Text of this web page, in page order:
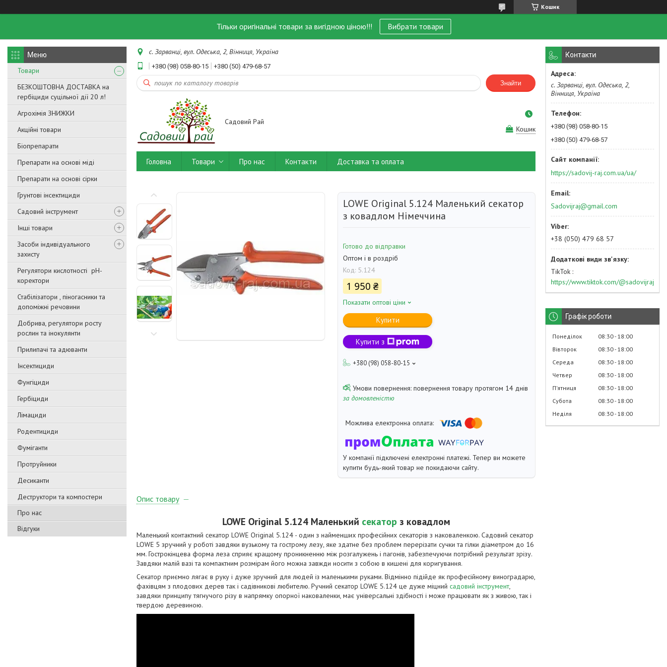
Кошик
Тільки оригінальні товари за вигідною ціною!!! Вибрати товари
Товари
БЕЗКОШТОВНА ДОСТАВКА на
гербіциди суцільної дії 20 л!
Агрохімія ЗНИЖКИ
Акційні товари
Біопрепарати
Препарати на основі міді
Препарати на основі сірки
Грунтові інсектициди
Садовий інструмент
Інші товари
Засоби індивідуального
захисту
Регулятори кислотності pН-
коректори
Стабілізатори , піногасники та
допоміжні речовини
Добрива, регулятори росту
рослин та інокулянти
Прилипачі та адюванти
Інсектициди
Фунгіциди
Гербіциди
Лімациди
Родентициди
Фуміганти
Протруйники
Десиканти
Деструктори та компостери
Про нас
Відгуки
с. Зарванці, вул. Одеська, 2, Вінниця, Україна
+380 (98) 058-80-15 +380 (50) 479-68-57
Знайти
Садовий Рай
Кошик
Головна Товари Про нас Контакти Доставка та оплата
LOWE Original 5.124 Маленький секатор
з ковадлом Німеччина
Готово до відправки
Оптом і в роздріб
Код: 5.124
1 950 ₴
Показати оптові ціни
Купити
Купити з
+380 (98) 058-80-15
повернення товару протягом 14 днів
за домовленістю
У компанії підключені електронні платежі. Тепер ви можете
купити будь-який товар не покидаючи сайту.
Опис товару
LOWE Original 5.124 Маленький секатор з ковадлом
Маленький контактний секатор LOWE Original 5.124 - один з найменших професійних секаторів з наковаленкою. Садовий секатор
LOWE 5 зручний у роботі завдяки вузькому та гострому лезу, яке здатне без проблем перерізати сучки та гілки діаметром до 16
мм. Гострокінцева форма леза сприяє кращому проникненню між розгалужень і пагонів, забезпечуючи потрібний результат зрізу.
Завдяки малій вазі та компактним розмірам його можна завжди носити з собою в кишені для коригування.
Секатор приємно лягає в руку і дуже зручний для людей із маленькими руками. Відмінно підійде як професійному виноградарю,
фахівцям з плодових дерев так і садівникові любителю. Ручний секатор LOWE 5.124 це дуже міцний садовий інструмент,
завдяки принципу тягнучого різу в напрямку опорної наковаленки, має універсальні здібності і може працювати як з живою, так і
твердою деревиною.
Контакти
с. Зарванці, вул. Одеська, 2,
Вінниця, Україна
+380 (98) 058-80-15
+380 (50) 479-68-57
https://sadovij-raj.com.ua/ua/
Sadovijraj@gmail.com
+38 (050) 479 68 57
TikTok
https://www.tiktok.com/@sadovijraj
Графік роботи
Понеділок 08:30 18:00
Вівторок
08:30 18:00
Середа
08:30 18:00
Четвер
08:30 18:00
Пʼятниця
08:30 18:00
Субота
08:30 18:00
Неділя
08:30 18:00